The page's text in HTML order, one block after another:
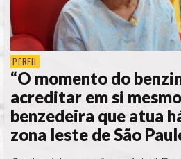
PERFIL
“O momento do
acreditar em si
benzedeira que atua
zona leste de São